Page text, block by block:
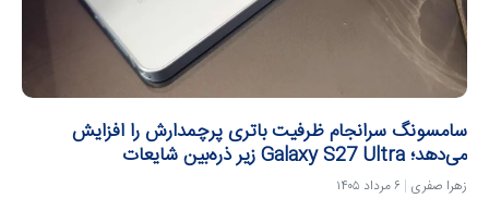
سامسونگ سرانجام ظرفیت باتری پرچمدارش را افزایش
می‌دهد؛ Galaxy S27 Ultra زیر ذره‌بین شایعات
زهرا صفری ۶ مرداد ۱۴۰۵